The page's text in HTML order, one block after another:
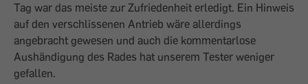
Tag war das meiste zur Zufriedenheit erledigt. Ein Hinweis
auf den verschlissenen Antrieb wäre allerdings
angebracht gewesen und auch die kommentarlose
Aushändigung des Rades hat unserem Tester weniger
gefallen.